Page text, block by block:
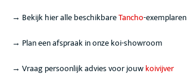
→ Bekijk hier alle beschikbareTancho-exemplaren
→ Plan een afspraak in onze koi-showroom
→ Vraag persoonlijk advies voor jouwkoivijver